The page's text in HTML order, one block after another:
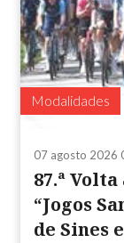
Modalidades
07 agosto 2026
87.ª
“Jogos
de Sines